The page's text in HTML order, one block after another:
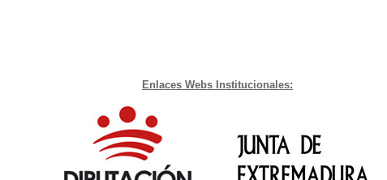
Enlaces Webs Institucionales: